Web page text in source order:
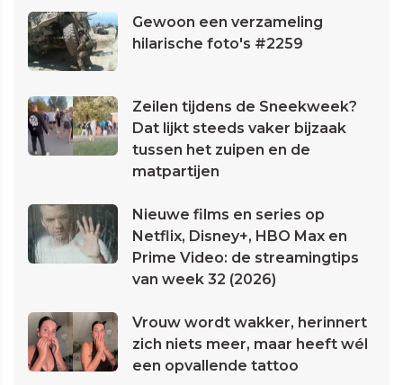
Gewoon een verzameling
hilarische foto's #2259
Zeilen tijdens de Sneekweek?
Dat lijkt steeds vaker bijzaak
tussen het zuipen en de
matpartijen
Nieuwe films en series op
Netflix, Disney+, HBO Max en
Prime Video: de streamingtips
van week 32 (2026)
Vrouw wordt wakker, herinnert
zich niets meer, maar heeft wél
een opvallende tattoo